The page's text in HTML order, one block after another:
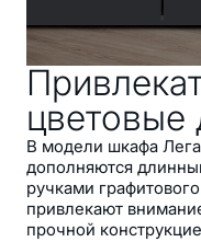
цветовые
В модели шкафа
дополняются
ручками
привлекают
прочной